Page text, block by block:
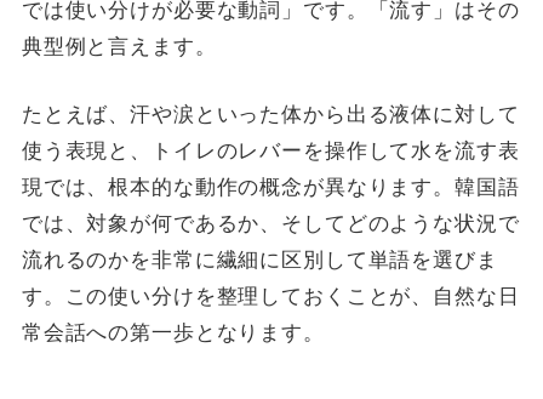
では使い分けが必要な動詞」です。「流す」はその
典型例と言えます。
たとえば、汗や涙といった体から出る液体に対して
使う表現と、トイレのレバーを操作して水を流す表
現では、根本的な動作の概念が異なります。韓国語
では、対象が何であるか、そしてどのような状況で
流れるのかを非常に繊細に区別して単語を選びま
す。この使い分けを整理しておくことが、自然な日
常会話への第一歩となります。